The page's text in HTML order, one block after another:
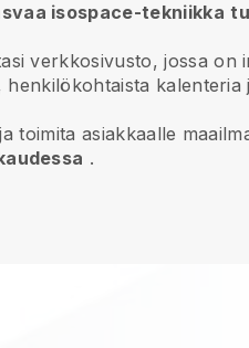
isospace-tekniikka
verkkosivusto, jossa
toimita asiakkaalle
.